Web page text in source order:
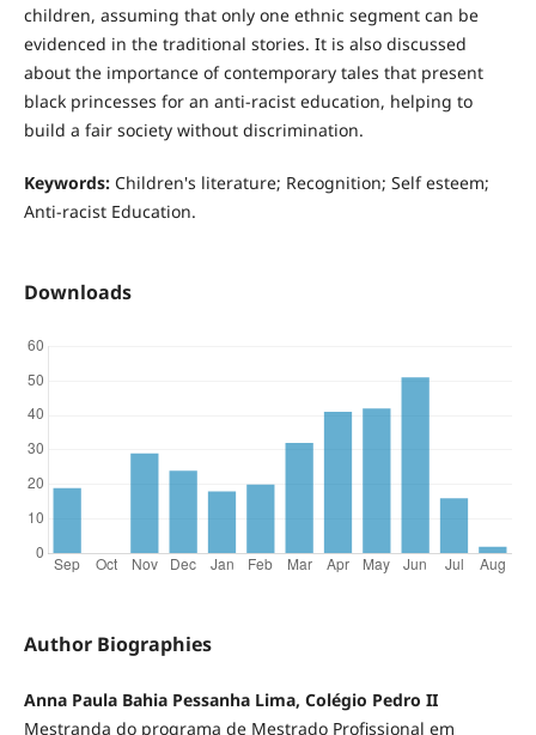
children, assuming that only one ethnic segment can be
evidenced in the traditional stories. It is also discussed
about the importance of contemporary tales that present
black princesses for an anti-racist education, helping to
build a fair society without discrimination.
Keywords:Children's literature; Recognition; Self esteem;
Anti-racist Education.
Downloads
Author Biographies
Anna Paula Bahia Pessanha Lima, Colégio Pedro II
Mestranda do programa de Mestrado Profissional em